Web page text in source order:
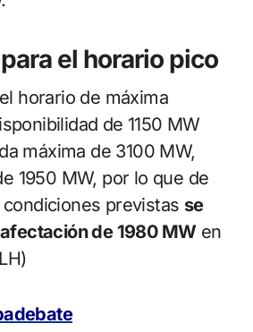
el horario pico
horario de máxima
de 1150 MW
máxima de 3100 MW,
1950 MW, por lo que de
previstas se
de 1980 MWen